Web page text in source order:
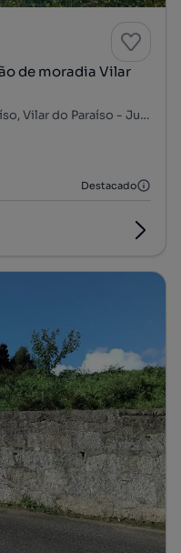
de moradia Vilar
Recanto de Sortes - Vilar do Paraíso, Vilar do Paraíso - Junqueira - São Caetano, Mafamude e Vilar do Paraíso, Vila Nova de Gaia, Porto
Destacado